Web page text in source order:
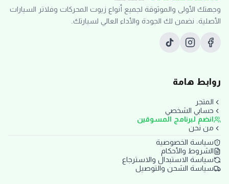
وجهتك الأولى والموثوقة لجميع أنواع زيوت المحركات وفلاتر السيارات
الأصلية. نضمن لك الجودة والأداء العالي لسيارتك.
روابط هامة
المتجر
حسابي الشخصي
انضم لبرنامج المسوقين
من نحن
سياسة الخصوصية
الشروط والأحكام
سياسة الاستبدال والاسترجاع
سياسة الشحن والتوصيل